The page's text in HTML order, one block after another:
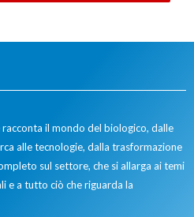
il mondo del biologico, dalle
alle tecnologie, dalla trasformazione
sul settore, che si allarga ai temi
e a tutto ciò che riguarda la